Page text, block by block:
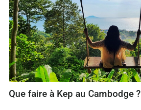
Que faire à Kep au Cambodge ?